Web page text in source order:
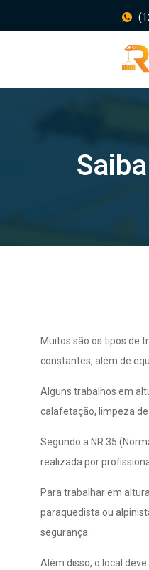
Muitos são os tipos de
constantes, além de
Alguns trabalhos em
calafetação, limpeza
Segundo a NR 35
realizada por
Para trabalhar em
paraquedista ou
segurança.
Além disso, o local